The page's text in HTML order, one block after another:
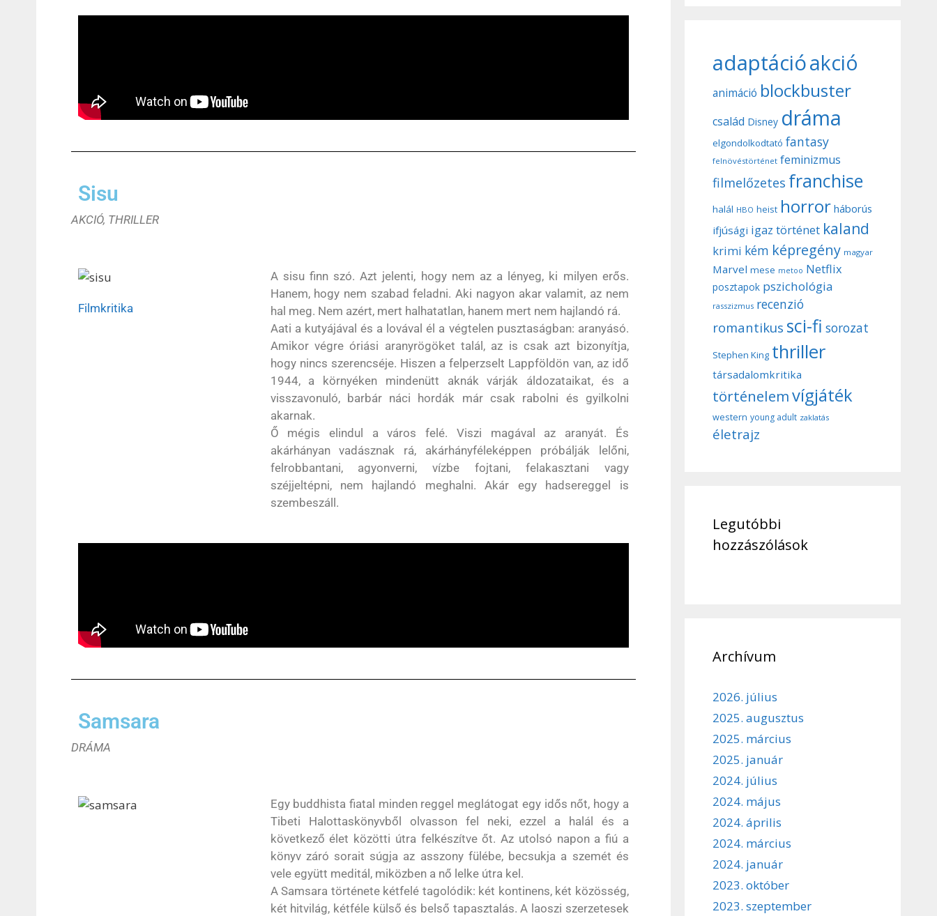
Sisu
AKCIÓ, THRILLER
Filmkritika
A sisu finn szó. Azt jelenti, hogy nem az a lényeg, ki milyen erős.
Hanem, hogy nem szabad feladni. Aki nagyon akar valamit, az nem
hal meg. Nem azért, mert halhatatlan, hanem mert nem hajlandó rá.
Aati a kutyájával és a lovával él a végtelen pusztaságban: aranyásó.
Amikor végre óriási aranyrögöket talál, az is csak azt bizonyítja,
hogy nincs szerencséje. Hiszen a felperzselt Lappföldön van, az idő
1944, a környéken mindenütt aknák várják áldozataikat, és a
visszavonuló, barbár náci hordák már csak rabolni és gyilkolni
akarnak.
Ő mégis elindul a város felé. Viszi magával az aranyát. És
akárhányan vadásznak rá, akárhányféleképpen próbálják lelőni,
felrobbantani, agyonverni, vízbe fojtani, felakasztani vagy
széjjeltépni, nem hajlandó meghalni. Akár egy hadsereggel is
szembeszáll.
Samsara
DRÁMA
Egy buddhista fiatal minden reggel meglátogat egy idős nőt, hogy a
Tibeti Halottaskönyvből olvasson fel neki, ezzel a halál és a
következő élet közötti útra felkészítve őt. Az utolsó napon a fiú a
könyv záró sorait súgja az asszony fülébe, becsukja a szemét és
vele együtt meditál, miközben a nő lelke útra kel.
A Samsara története kétfelé tagolódik: két kontinens, két közösség,
két hitvilág, kétféle külső és belső tapasztalás. A laoszi szerzetesek
adaptációakció
animáció blockbuster
család Disney dráma
elgondolkodtató fantasy
felnövéstörténet feminizmus
filmelőzetes franchise
halál HBO heist horror háborús
ifjúsági igaz történet kaland
krimi kém képregény magyar
Marvel mese metoo Netflix
posztapok pszichológia
rasszizmus recenzió
romantikus sci-fi sorozat
Stephen King thriller
társadalomkritika
történelemvígjáték
western young adult zaklatás
életrajz
Legutóbbi
hozzászólások
Archívum
2026. július
2025. augusztus
2025. március
2025. január
2024. július
2024. május
2024. április
2024. március
2024. január
2023. október
2023. szeptember